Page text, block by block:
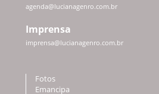
agenda@lucianagenro.com.br
Imprensa
imprensa@lucianagenro.com.br
Fotos
Emancipa